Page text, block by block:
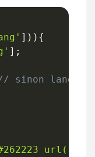
] ) ) {
] ;
sinon langue
url(../